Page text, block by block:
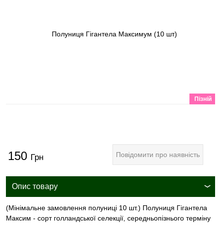
Пізній
150 Грн Повідомити про наявність
Опис товару
(Мінімальне замовлення полуниці 10 шт.) Полуниця Гігантела
Максим - сорт голландської селекції, середньопізнього терміну